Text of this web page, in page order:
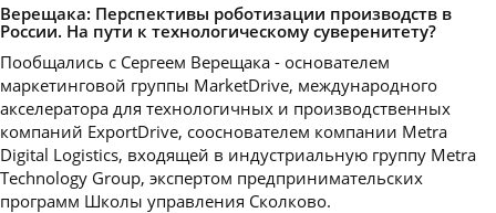
Верещака: Перспективы роботизации производств в
России. На пути к технологическому суверенитету?
Пообщались с Сергеем Верещака - основателем
маркетинговой группы MarketDrive, международного
акселератора для технологичных и производственных
компаний ExportDrive, сооснователем компании Metra
Digital Logistics, входящей в индустриальную группу Metra
Technology Group, экспертом предпринимательских
программ Школы управления Сколково.